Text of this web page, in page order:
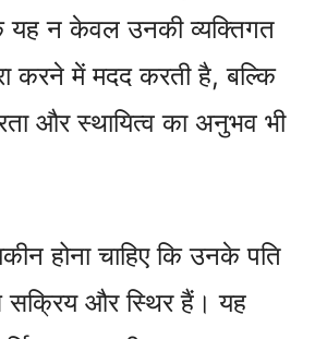
यह न केवल उनकी व्यक्तिगत
करने में मदद करती है, बल्कि
और स्थायित्व का अनुभव भी
होना चाहिए कि उनके पति
और स्थिर हैं। यह